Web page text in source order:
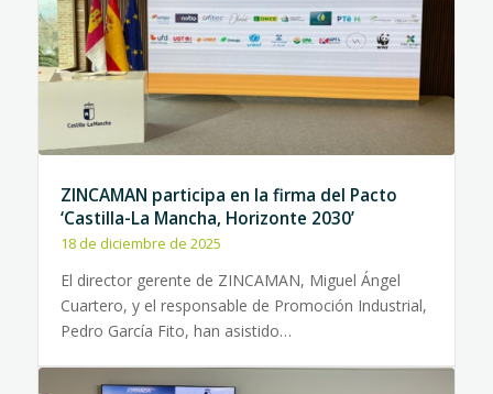
ZINCAMAN participa en la firma del Pacto
‘Castilla-La Mancha, Horizonte 2030’
18 de diciembre de 2025
El director gerente de ZINCAMAN, Miguel Ángel
Cuartero, y el responsable de Promoción Industrial,
Pedro García Fito, han asistido…